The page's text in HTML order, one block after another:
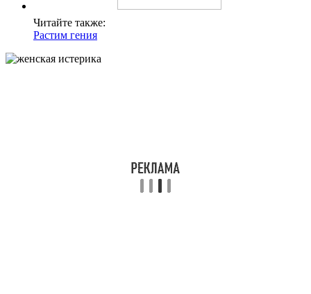
Читайте также:
Растим гения